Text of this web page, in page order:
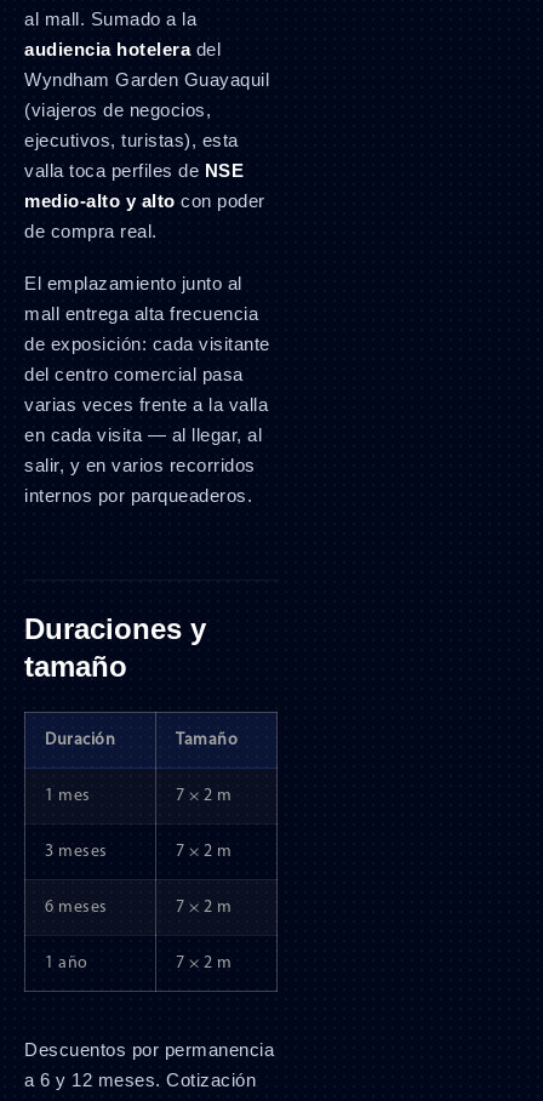
al mall. Sumado a la
audiencia hoteleradel
Wyndham Garden Guayaquil
(viajeros de negocios,
ejecutivos, turistas), esta
valla toca perfiles de NSE
medio-alto y alto con poder
de compra real.
El emplazamiento junto al
mall entrega alta frecuencia
de exposición: cada visitante
del centro comercial pasa
varias veces frente a la valla
en cada visita — al llegar, al
salir, y en varios recorridos
internos por parqueaderos.
Duraciones y
tamaño
Duración Tamaño
1 mes 7 × 2 m
3 meses 7 × 2 m
6 meses 7 × 2 m
1 año 7 × 2 m
Descuentos por permanencia
a 6 y 12 meses. Cotización